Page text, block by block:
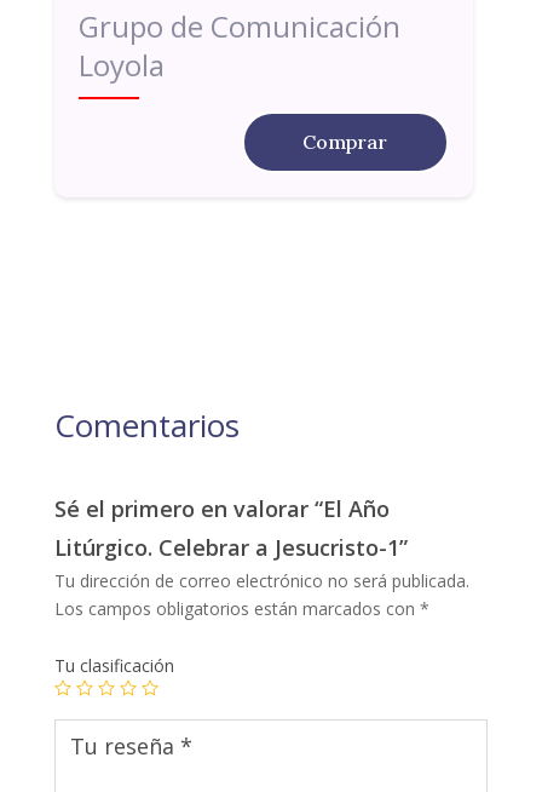
Grupo de Comunicación
Loyola
Comprar
Comentarios
Sé el primero en valorar “El Año
Litúrgico. Celebrar a Jesucristo-1”
Tu dirección de correo electrónico no será publicada.
Los campos obligatorios están marcados con *
Tu clasificación